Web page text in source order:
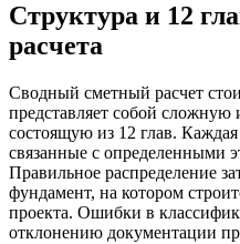
Структура и 12
расчета
Сводный сметный расчет
представляет собой сложную
состоящую из 12 глав. Каждая
связанные с определенными
Правильное распределение
фундамент, на котором
проекта. Ошибки в
отклонению документации